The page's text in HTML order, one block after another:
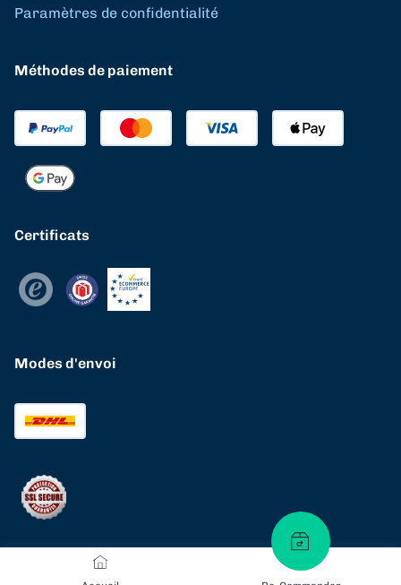
Paramètres de confidentialité
Méthodes de paiement
Certificats
Modes d'envoi